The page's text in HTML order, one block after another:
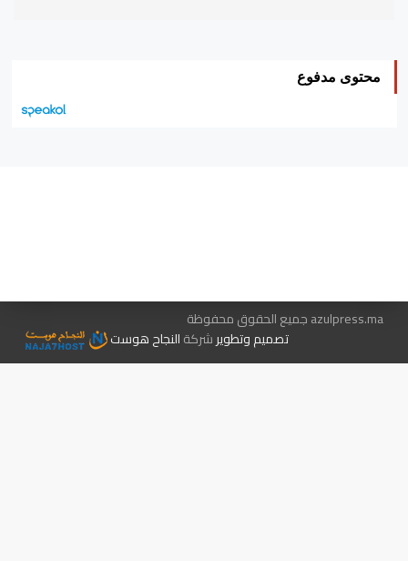
محتوى مدفوع
azulpress.ma جميع الحقوق محفوظة
تصميم وتطويرشركةالنجاح هوست